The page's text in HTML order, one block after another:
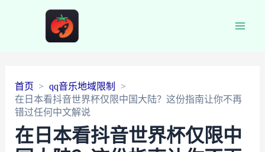
首页
qq音乐地域限制
在日本看抖音世界杯仅限中国大陆？这份指南让你不再
错过任何中文解说
在日本看抖音世界杯仅限中